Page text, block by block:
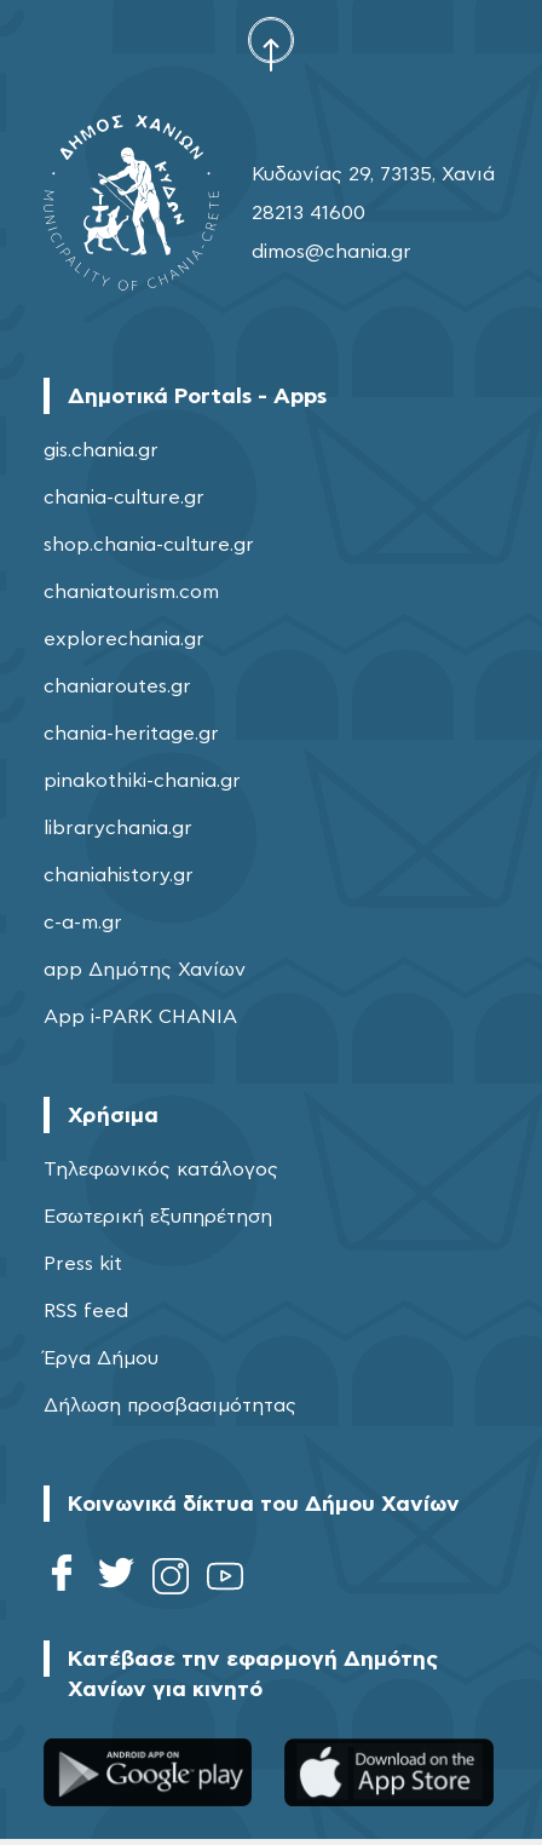
Κυδωνίας 29, 73135, Χανιά
28213 41600
dimos@chania.gr
Δημοτικά Portals - Apps
gis.chania.gr
chania-culture.gr
shop.chania-culture.gr
chaniatourism.com
explorechania.gr
chaniaroutes.gr
chania-heritage.gr
pinakothiki-chania.gr
librarychania.gr
chaniahistory.gr
c-a-m.gr
app Δημότης Χανίων
App i-PARK CHANIA
Χρήσιμα
Τηλεφωνικός κατάλογος
Εσωτερική εξυπηρέτηση
Press kit
RSS feed
Έργα Δήμου
Δήλωση προσβασιμότητας
Κοινωνικά δίκτυα του Δήμου Χανίων
Κατέβασε την εφαρμογή Δημότης
Χανίων για κινητό